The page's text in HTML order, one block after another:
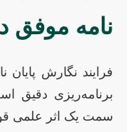
نامه موفق
فرایند نگارش پایان
برنامه‌ریزی دقیق
سمت یک اثر علمی